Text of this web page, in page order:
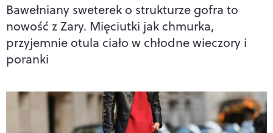
Bawełniany sweterek o strukturze gofra to
nowość z Zary. Mięciutki jak chmurka,
przyjemnie otula ciało w chłodne wieczory i
poranki